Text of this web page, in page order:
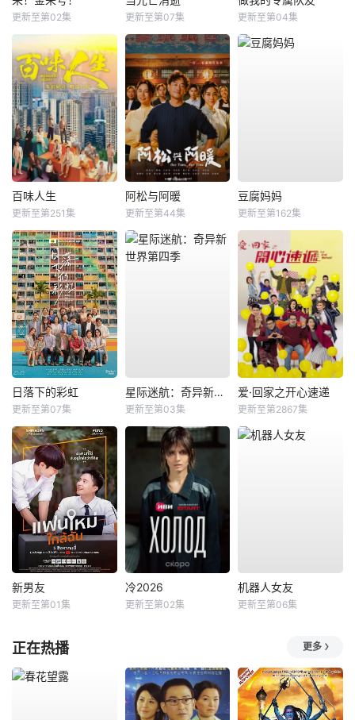
更新至第02集 更新至第07集 更新至第04集
百味人生
更新至第251集
阿松与阿暖
更新至第44集
豆腐妈妈
更新至第162集
日落下的彩虹
更新至第07集
星际迷航：奇异新世界第四季
更新至第03集
爱·回家之开心速递
更新至第2867集
新男友
更新至第01集
冷2026
更新至第02集
机器人女友
更新至第06集
正在热播 更多